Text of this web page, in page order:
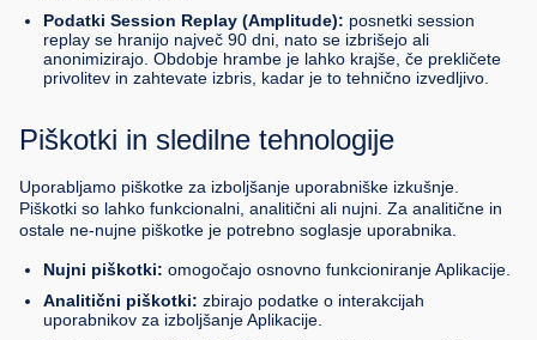
Podatki Session Replay (Amplitude): posnetki session
replay se hranijo največ 90 dni, nato se izbrišejo ali
anonimizirajo. Obdobje hrambe je lahko krajše, če prekličete
privolitev in zahtevate izbris, kadar je to tehnično izvedljivo.
Piškotki in sledilne tehnologije
Uporabljamo piškotke za izboljšanje uporabniške izkušnje.
Piškotki so lahko funkcionalni, analitični ali nujni. Za analitične in
ostale ne-nujne piškotke je potrebno soglasje uporabnika.
Nujni piškotki: omogočajo osnovno funkcioniranje Aplikacije.
Analitični piškotki: zbirajo podatke o interakcijah
uporabnikov za izboljšanje Aplikacije.